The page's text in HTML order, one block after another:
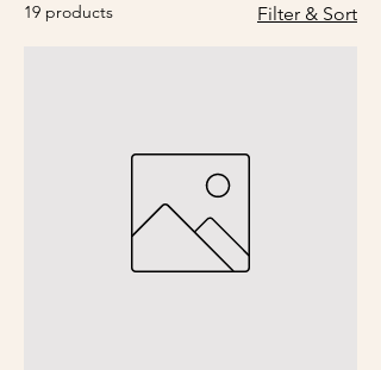
19 products Filter & Sort